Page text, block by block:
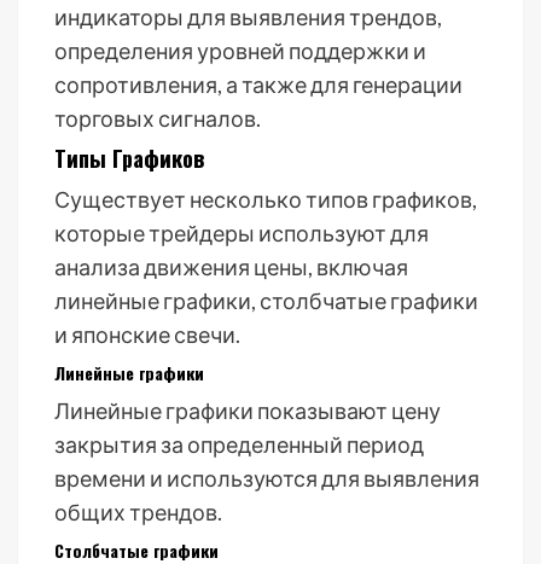
индикаторы для выявления трендов,
определения уровней поддержки и
сопротивления, а также для генерации
торговых сигналов.
Типы Графиков
Существует несколько типов графиков,
которые трейдеры используют для
анализа движения цены, включая
линейные графики, столбчатые графики
и японские свечи.
Линейные графики
Линейные графики показывают цену
закрытия за определенный период
времени и используются для выявления
общих трендов.
Столбчатые графики